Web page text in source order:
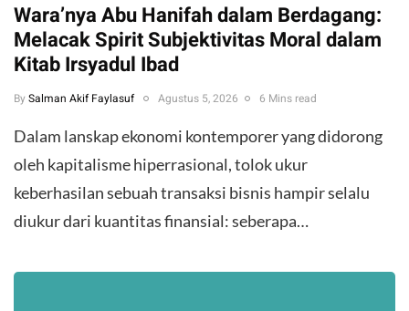
Wara’nya Abu Hanifah dalam Berdagang:
Melacak Spirit Subjektivitas Moral dalam
Kitab Irsyadul Ibad
By Salman Akif Faylasuf Agustus 5, 2026 6 Mins read
Dalam lanskap ekonomi kontemporer yang didorong
oleh kapitalisme hiperrasional, tolok ukur
keberhasilan sebuah transaksi bisnis hampir selalu
diukur dari kuantitas finansial: seberapa…